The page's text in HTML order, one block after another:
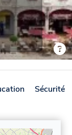
Sécurité